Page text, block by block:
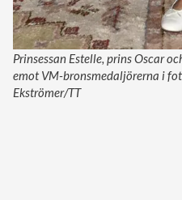
Prinsessan Estelle, prins Oscar
emot VM-bronsmedaljörerna i
Ekströmer/TT